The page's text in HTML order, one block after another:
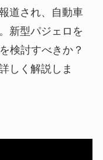
道され、自動車
新型パジェロを
検討すべきか？
しく解説しま